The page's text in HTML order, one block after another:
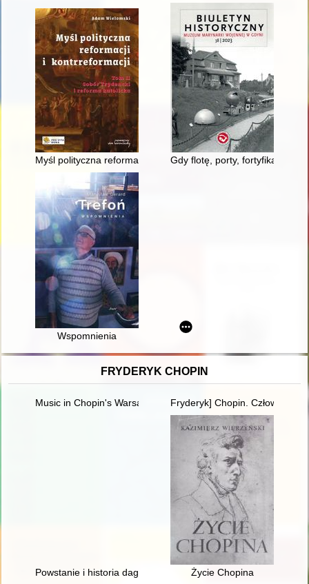
Myśl polityczna reformacji i kontrreformacji. T. 1,
Gdy flotę, porty, fortyfikacje
Wspomnienia
FRYDERYK CHOPIN
Music in Chopin's Warsaw Fryderyk] Chopin. Człowiek,
Powstanie i historia dagerotypowych wizerunków Fryderyka
Życie Chopina